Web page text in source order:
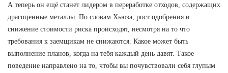
А теперь он ещё станет лидером в переработке отходов, содержащих
драгоценные металлы. По словам Хьюза, рост одобрения и
снижение стоимости риска происходят, несмотря на то что
требования к заемщикам не снижаются. Какое может быть
выполнение планов, когда на тебя каждый день давят. Такое
поведение направлено на то, чтобы вы почувствовали себя глупым